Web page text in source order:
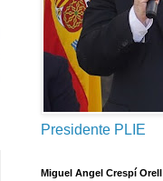
Presidente PLIE
Miguel Angel Crespí Orell